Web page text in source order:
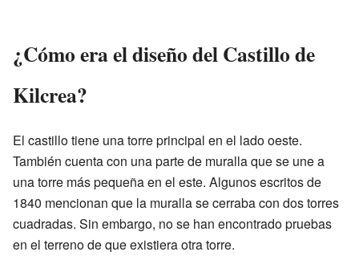
¿Cómo era el diseño del Castillo de
Kilcrea?
El castillo tiene una torre principal en el lado oeste.
También cuenta con una parte de muralla que se une a
una torre más pequeña en el este. Algunos escritos de
1840 mencionan que la muralla se cerraba con dos torres
cuadradas. Sin embargo, no se han encontrado pruebas
en el terreno de que existiera otra torre.